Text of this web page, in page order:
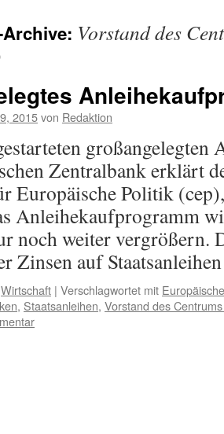
Vorstand des
2015von Redaktion
Zentralbank erklärt
Europäische Politik
Anleihekaufprogramm
noch weiter vergrößern.
Zinsen auf
Wirtschaft | Verschlagwortet mit
, Staatsanleihen, Vorstand des